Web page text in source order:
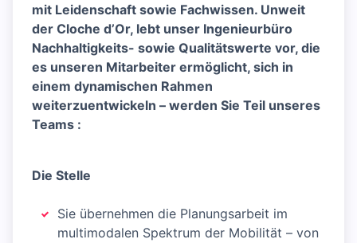
mit Leidenschaft sowie Fachwissen. Unweit
der Cloche d’Or, lebt unser Ingenieurbüro
Nachhaltigkeits- sowie Qualitätswerte vor, die
es unseren Mitarbeiter ermöglicht, sich in
einem dynamischen Rahmen
weiterzuentwickeln – werden Sie Teil unseres
Teams :
Die Stelle
Sie übernehmen die Planungsarbeit im
multimodalen Spektrum der Mobilität – von